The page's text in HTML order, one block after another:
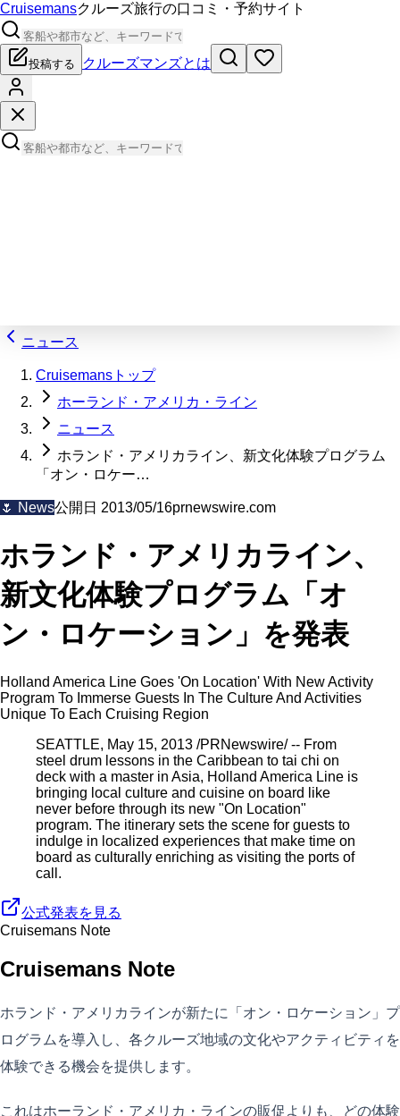
Cruisemansクルーズ旅行の口コミ・予約サイト
投稿する クルーズマンズとは
ニュース
Cruisemansトップ
ホーランド・アメリカ・ライン
ニュース
ホランド・アメリカライン、新文化体験プログラム
「オン・ロケー…
🌷 News公開日 2013/05/16prnewswire.com
ホランド・アメリカライン、
新文化体験プログラム「オ
ン・ロケーション」を発表
Holland America Line Goes 'On Location' With New Activity
Program To Immerse Guests In The Culture And Activities
Unique To Each Cruising Region
SEATTLE, May 15, 2013 /PRNewswire/ -- From
steel drum lessons in the Caribbean to tai chi on
deck with a master in Asia, Holland America Line is
bringing local culture and cuisine on board like
never before through its new "On Location"
program. The itinerary sets the scene for guests to
indulge in localized experiences that make time on
board as culturally enriching as visiting the ports of
call.
公式発表を見る
Cruisemans Note
Cruisemans Note
ホランド・アメリカラインが新たに「オン・ロケーション」プ
ログラムを導入し、各クルーズ地域の文化やアクティビティを
体験できる機会を提供します。
これはホーランド・アメリカ・ラインの販促よりも、どの体験